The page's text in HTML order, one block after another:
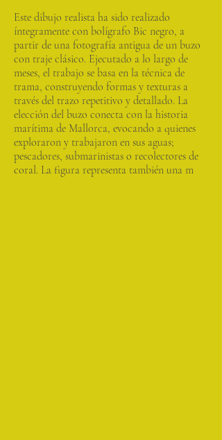
Este dibujo realista ha sido realizado
íntegramente con bolígrafo Bic negro, a
partir de una fotografía antigua de un buzo
con traje clásico. Ejecutado a lo largo de
meses, el trabajo se basa en la técnica de
trama, construyendo formas y texturas a
través del trazo repetitivo y detallado. La
elección del buzo conecta con la historia
marítima de Mallorca, evocando a quienes
exploraron y trabajaron en sus aguas;
pescadores, submarinistas o recolectores de
coral. La figura representa también una m